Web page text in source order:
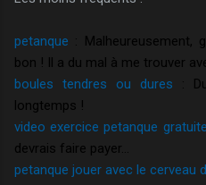
petanque : Malheureusement,
bon ! Il a du mal à me trouver
boules tendres ou dures :
longtemps !
video exercice petanque gratuite
devrais faire payer…
petanque jouer avec le cerveau